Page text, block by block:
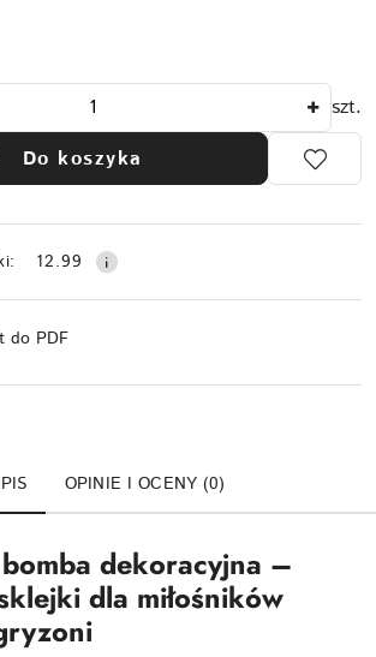
szt.
Do koszyka
12.99
do PDF
OPINIE I OCENY (0)
dekoracyjna –
dla miłośników